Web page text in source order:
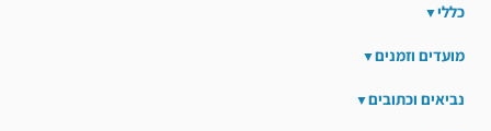
כללי
מועדים וזמנים
נביאים וכתובים